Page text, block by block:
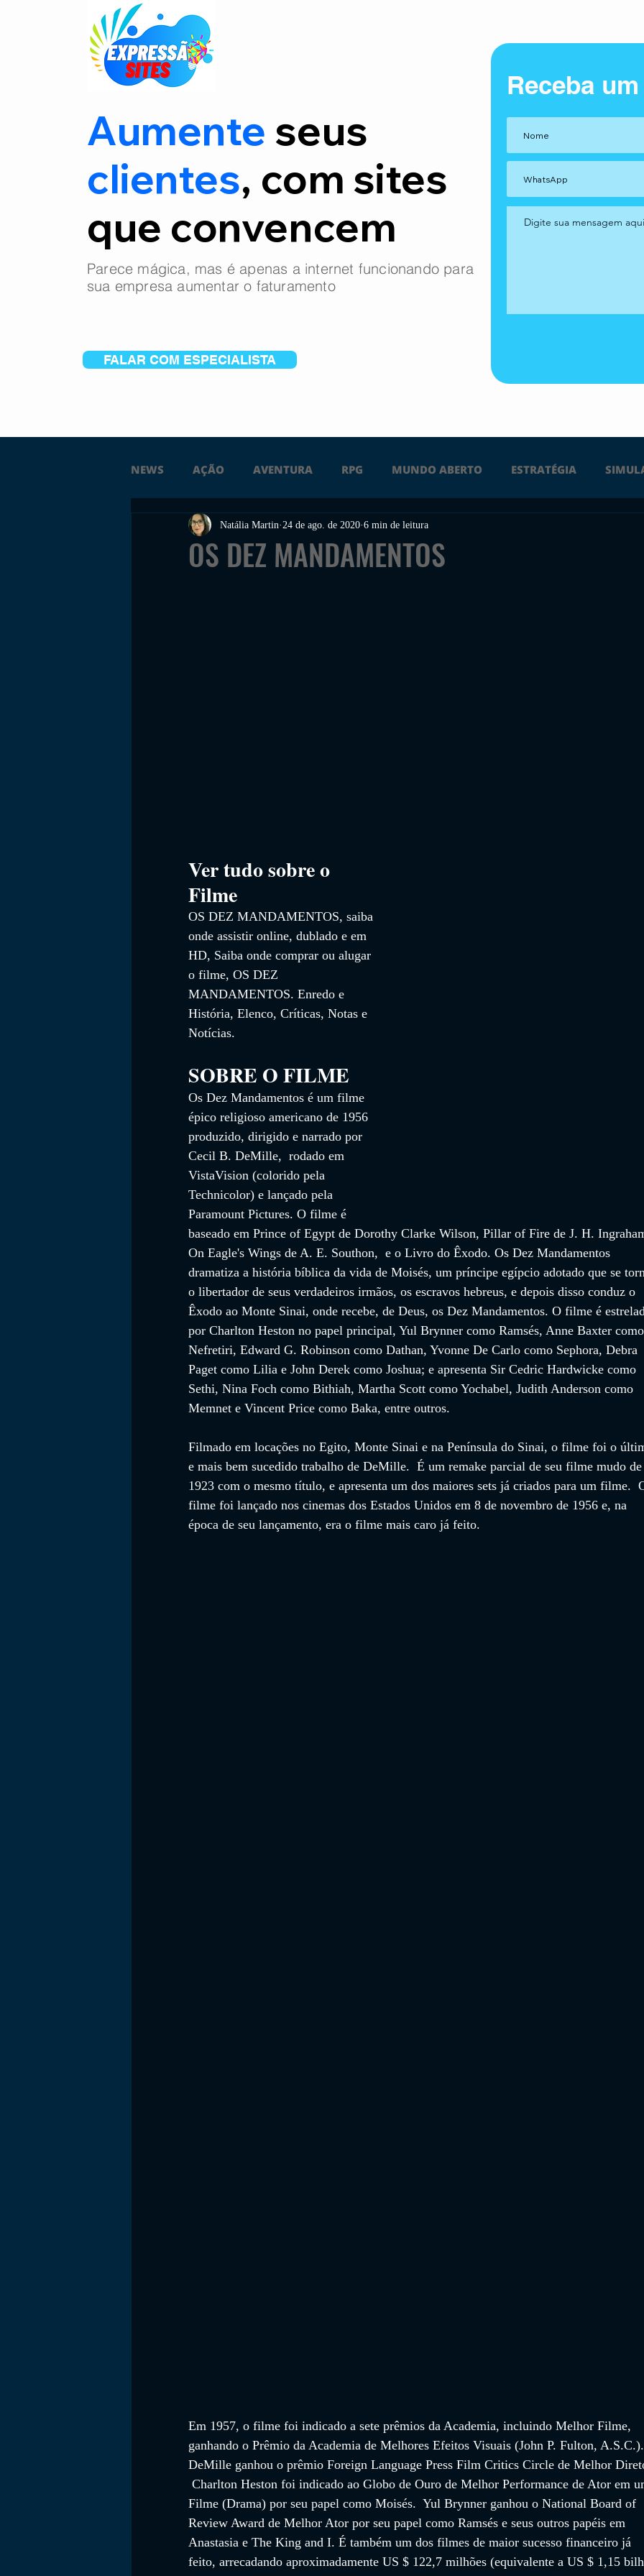
Aumente seus
clientes, com sites
que convencem
Parece mágica, mas é apenas a internet funcionando para
sua empresa aumentar o faturamento
FALAR COM ESPECIALISTA
Receba
NEWS AÇÃO AVENTURA RPG MUNDO ABERTO ESTRATÉGIA
FICÇÃO TERROR PC PS4 PS5
OS DEZ MANDAMENTOS
Natália Martin 24 de ago. de 2020 6 min de leitura
Ver tudo sobre o
Filme
OS DEZ MANDAMENTOS, saiba
onde assistir online, dublado e em
HD, Saiba onde comprar ou alugar
o filme, OS DEZ
MANDAMENTOS. Enredo e
História, Elenco, Críticas, Notas e
Notícias.
SOBRE O FILME
Os Dez Mandamentos é um filme
épico religioso americano de 1956
produzido, dirigido e narrado por
Cecil B. DeMille,  rodado em
VistaVision (colorido pela
Technicolor) e lançado pela
Paramount Pictures. O filme é
baseado em Prince of Egypt de Dorothy Clarke Wilson, Pillar of Fire de J. H.
On Eagle's Wings de A. E. Southon,  e o Livro do Êxodo. Os Dez Mandamentos
dramatiza a história bíblica da vida de Moisés, um príncipe egípcio adotado que se
o libertador de seus verdadeiros irmãos, os escravos hebreus, e depois disso conduz o
Êxodo ao Monte Sinai, onde recebe, de Deus, os Dez Mandamentos. O filme é
por Charlton Heston no papel principal, Yul Brynner como Ramsés, Anne Baxter como
Nefretiri, Edward G. Robinson como Dathan, Yvonne De Carlo como Sephora, Debra
Paget como Lilia e John Derek como Joshua; e apresenta Sir Cedric Hardwicke como
Sethi, Nina Foch como Bithiah, Martha Scott como Yochabel, Judith Anderson como
Memnet e Vincent Price como Baka, entre outros.
Filmado em locações no Egito, Monte Sinai e na Península do Sinai, o filme foi o
e mais bem sucedido trabalho de DeMille.  É um remake parcial de seu filme mudo de
1923 com o mesmo título, e apresenta um dos maiores sets já criados para um filme.
filme foi lançado nos cinemas dos Estados Unidos em 8 de novembro de 1956 e, na
época de seu lançamento, era o filme mais caro já feito.
Em 1957, o filme foi indicado a sete prêmios da Academia, incluindo Melhor Filme,
ganhando o Prêmio da Academia de Melhores Efeitos Visuais (John P. Fulton, A.S.C.).
DeMille ganhou o prêmio Foreign Language Press Film Critics Circle de Melhor
Charlton Heston foi indicado ao Globo de Ouro de Melhor Performance de Ator em
Filme (Drama) por seu papel como Moisés.  Yul Brynner ganhou o National Board of
Review Award de Melhor Ator por seu papel como Ramsés e seus outros papéis em
Anastasia e The King and I. É também um dos filmes de maior sucesso financeiro já
feito, arrecadando aproximadamente US $ 122,7 milhões (equivalente a US $ 1,15